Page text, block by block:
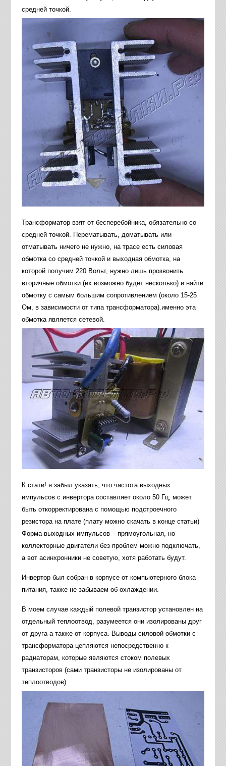
средней точкой.
Трансформатор взят от бесперебойника, обязательно со
средней точкой. Перематывать, доматывать или
отматывать ничего не нужно, на трасе есть силовая
обмотка со средней точкой и выходная обмотка, на
которой получим 220 Вольт, нужно лишь прозвонить
вторичные обмотки (их возможно будет несколько) и найти
обмотку с самым большим сопротивлением (около 15-25
Ом, в зависимости от типа трансформатора).именно эта
обмотка является сетевой.
К стати! я забыл указать, что частота выходных
импульсов с инвертора составляет около 50 Гц, может
быть откорректирована с помощью подстроечного
резистора на плате (плату можно скачать в конце статьи)
Форма выходных импульсов – прямоугольная, но
коллекторные двигатели без проблем можно подключать,
а вот асинхронники не советую, хотя работать будут.
Инвертор был собран в корпусе от компьютерного блока
питания, также не забываем об охлаждении.
В моем случае каждый полевой транзистор установлен на
отдельный теплоотвод, разумеется они изолированы друг
от друга а также от корпуса. Выводы силовой обмотки с
трансформатора цепляются непосредственно к
радиаторам, которые являются стоком полевых
транзисторов (сами транзисторы не изолированы от
теплоотводов).